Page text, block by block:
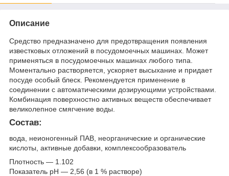
Описание
Средство предназначено для предотвращения появления
известковых отложений в посудомоечных машинах. Может
применяться в посудомоечных машинах любого типа.
Моментально растворяется, ускоряет высыхание и придает
посуде особый блеск. Рекомендуется применение в
соединении с автоматическими дозирующими устройствами.
Комбинация поверхностно активных веществ обеспечивает
великолепное смягчение воды.
Состав:
вода, неионогенный ПАВ, неорганические и органические
кислоты, активные добавки, комплексообразователь
Плотность — 1.102
Показатель pH — 2,56 (в 1 % растворе)